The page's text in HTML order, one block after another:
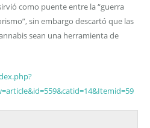
como puente entre la “guerra
sin embargo descartó que las
sean una herramienta de